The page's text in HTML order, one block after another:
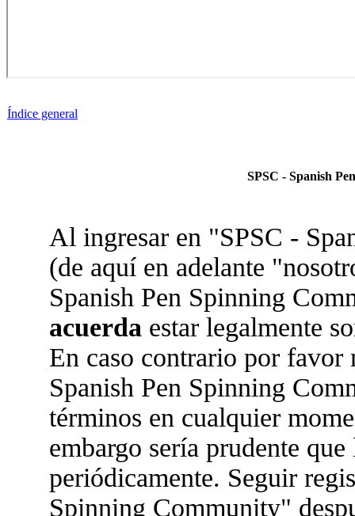
Índice general
SPSC - Spanish
Al ingresar en "SPSC -
(de aquí en adelante
Spanish Pen Spinning
acuerda estar legalmente
En caso contrario por favor
Spanish Pen Spinning
términos en cualquier
embargo sería prudente
periódicamente. Seguir
Spinning Community"